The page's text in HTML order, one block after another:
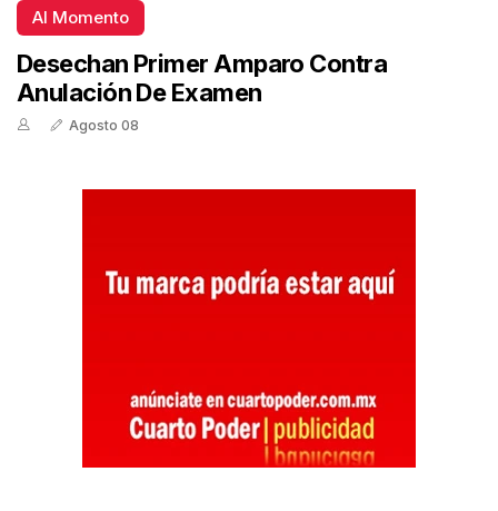
Al Momento
Desechan Primer Amparo Contra
Anulación De Examen
Agosto 08